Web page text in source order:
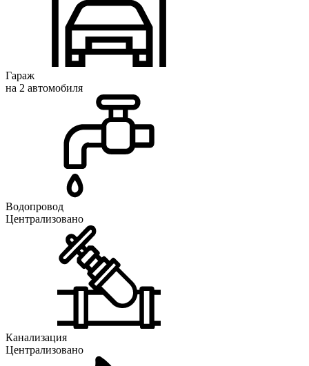
Гараж
на 2 автомобиля
Водопровод
Централизовано
Канализация
Централизовано